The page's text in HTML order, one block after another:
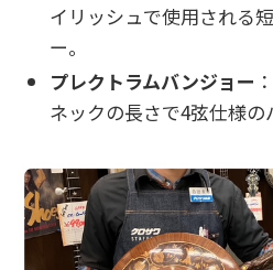
イリッシュで使用される
ー。
プレクトラムバンジョー
ネックの長さで4弦仕様の